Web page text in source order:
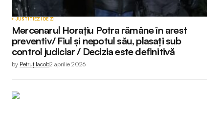
JUSTIȚIEZI DE ZI
Mercenarul Horațiu Potra rămâne în arest
preventiv/ Fiul și nepotul său, plasați sub
control judiciar / Decizia este definitivă
by Petruț Iacob2 aprilie 2026